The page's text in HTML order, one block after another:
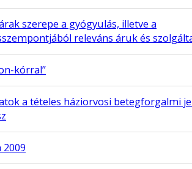
szerepe a gyógyulás, illetve a
releváns áruk és
kórral”
a tételes háziorvosi betegforgalmi
2009